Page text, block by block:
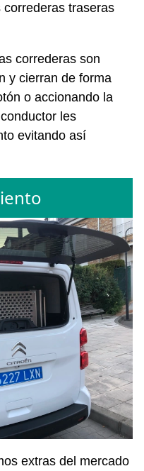
traseras
correderas son
y cierran de forma
o accionando la
les
evitando así
extras del mercado